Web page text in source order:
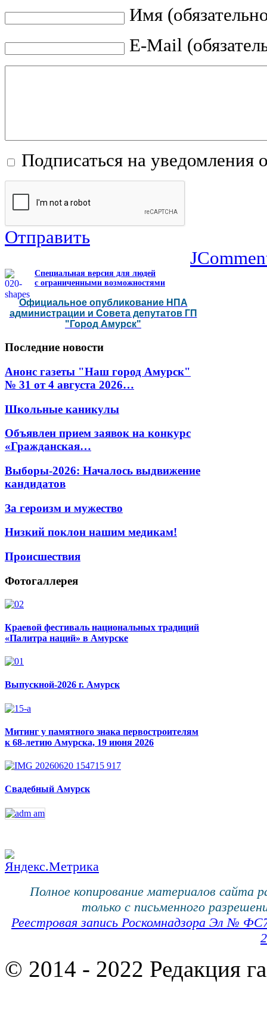
Имя
E-Mail
Подписаться на уведомления
Отправить
Специальная версия для людей
с ограниченными возможностями
Официальное опубликование НПА
администрации и Совета депутатов ГП
"Город Амурск"
Последние новости
Анонс газеты "Наш город Амурск"
№ 31 от 4 августа 2026…
Школьные каникулы
Объявлен прием заявок на конкурс
«Гражданская…
Выборы-2026: Началось выдвижение
кандидатов
За героизм и мужество
Низкий поклон нашим медикам!
Происшествия
Фотогаллерея
Краевой фестиваль национальных традиций
«Палитра наций» в Амурске
Выпускной-2026 г. Амурск
Митинг у памятного знака первостроителям
к 68-летию Амурска, 19 июня 2026
Свадебный Амурск
Полное копирование материалов сайта
только с письменного
Реестровая запись Роскомнадзора Эл №
© 2014 - 2022 Редакция